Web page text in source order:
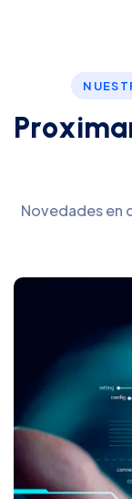
Proxima
Novedades en